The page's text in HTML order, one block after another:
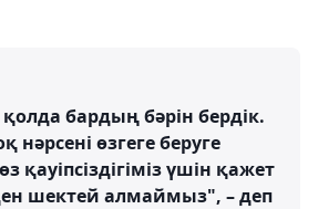
бардың бәрін бердік.
нәрсені өзгеге беруге
қауіпсіздігіміз үшін қажет
шектей алмаймыз", – деп